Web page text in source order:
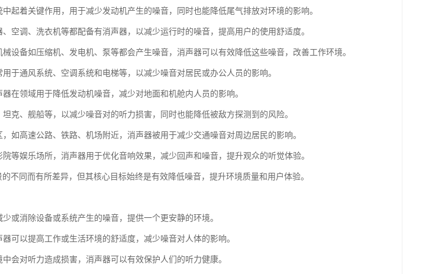
起着关键作用，用于减少发动机产生的噪音，同时也能降低尾气排放对环境的影响。
空调、洗衣机等都配备有消声器，以减少运行时的噪音，提高用户的使用舒适度。
设备如压缩机、发电机、泵等都会产生噪音，消声器可以有效降低这些噪音，改善工作环境。
于通风系统、空调系统和电梯等，以减少噪音对居民或办公人员的影响。
在领域用于降低发动机噪音，减少对地面和机舱内人员的影响。
克、舰船等，以减少噪音对的听力损害，同时也能降低被敌方探测到的风险。
如高速公路、铁路、机场附近，消声器被用于减少交通噪音对周边居民的影响。
等娱乐场所，消声器用于优化音响效果，减少回声和噪音，提升观众的听觉体验。
不同而有所差异，但其核心目标始终是有效降低噪音，提升环境质量和用户体验。
或消除设备或系统产生的噪音，提供一个更安静的环境。
可以提高工作或生活环境的舒适度，减少噪音对人体的影响。
会对听力造成损害，消声器可以有效保护人们的听力健康。